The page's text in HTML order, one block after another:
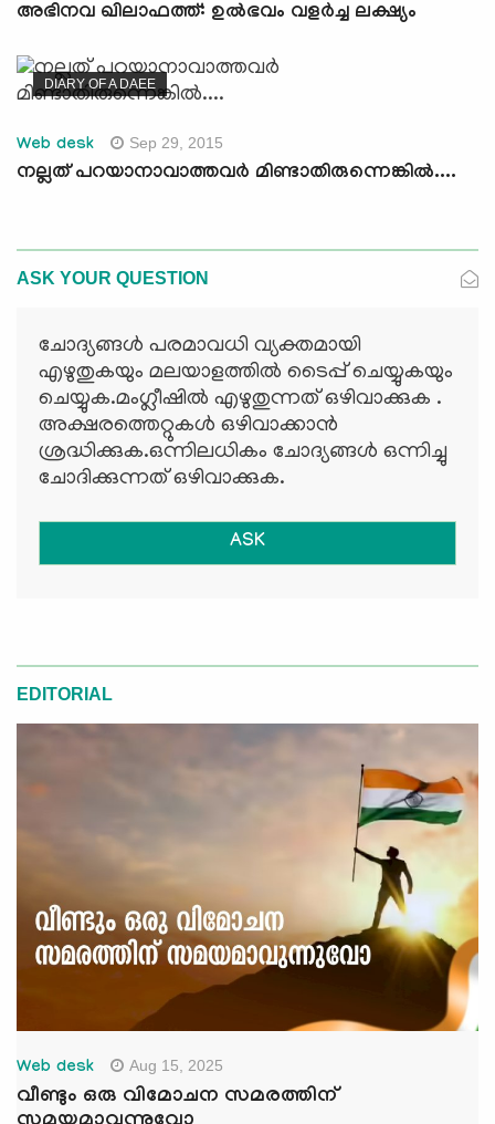
അഭിനവ ഖിലാഫത്ത്: ഉല്‍ഭവം വളര്‍ച്ച ലക്ഷ്യം
DIARY OF A DAEE
Web desk Sep 29, 2015
നല്ലത് പറയാനാവാത്തവര്‍ മിണ്ടാതിരുന്നെങ്കില്‍....
ASK YOUR QUESTION
ചോദ്യങ്ങള്‍ പരമാവധി വ്യക്തമായി
എഴുതുകയും മലയാളത്തില്‍ ടൈപ്പ് ചെയ്യുകയും
ചെയ്യുക.മംഗ്ലീഷില്‍ എഴുതുന്നത് ഒഴിവാക്കുക .
അക്ഷരത്തെറ്റുകള്‍ ഒഴിവാക്കാന്‍
ശ്രദ്ധിക്കുക.ഒന്നിലധികം ചോദ്യങ്ങള്‍ ഒന്നിച്ചു
ചോദിക്കുന്നത് ഒഴിവാക്കുക.
ASK
EDITORIAL
Web desk Aug 15, 2025
വീണ്ടും ഒരു വിമോചന സമരത്തിന്